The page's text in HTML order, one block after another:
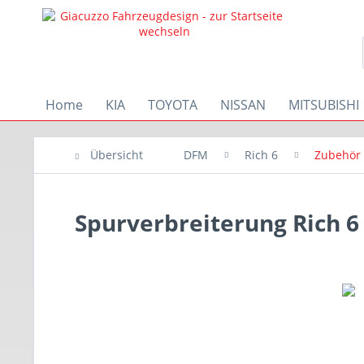
Home KIA TOYOTA NISSAN MITSUBISHI
Übersicht DFM Rich 6 Zubehör
Spurverbreiterung Rich